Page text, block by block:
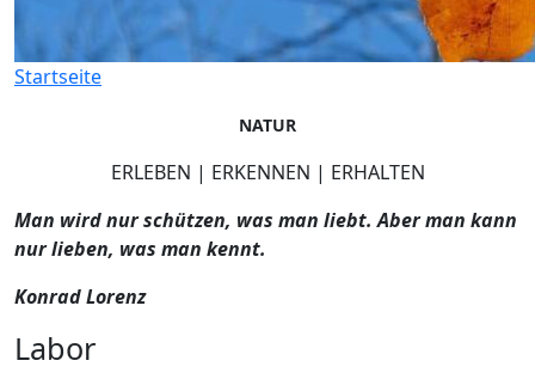
Startseite
NATUR
ERLEBEN | ERKENNEN | ERHALTEN
Man wird nur schützen, was man liebt. Aber man kann
nur lieben, was man kennt.
Konrad Lorenz
Labor